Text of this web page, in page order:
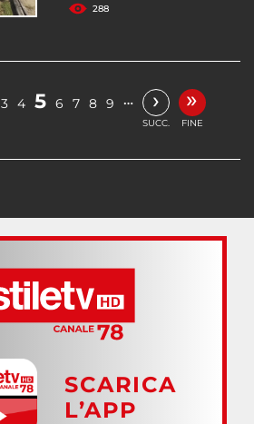
288
3 4 5 6 7 8 9 … ›
SUCC.
»
FINE
SCARICA
L’APP